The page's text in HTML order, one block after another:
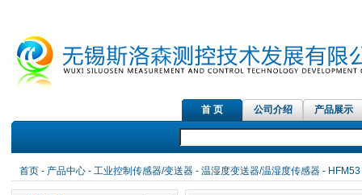
首 页 公司介绍 产品展示
首页- 产品中心- 工业控制传感器/变送器- 温湿度变送器/温湿度传感器- HFM53